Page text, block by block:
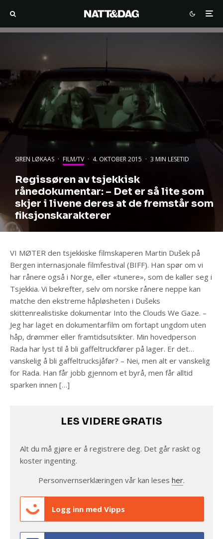
SIREN LØKAAS · FILM/TV · 4. OKTOBER 2015 · 3 MIN LESETID
Regissøren av tsjekkisk
rånedokumentar: – Det er så lite som
skjer i livene deres at de fremstår som
fiksjonskarakterer
VI MØTER den tsjekkiske filmskaperen Martin Dušek på
Bergen internasjonale filmfestival (BIFF). Han spør om vi
har rånere også i Norge, eller «tunere», som de kaller seg i
Tsjekkia. Vi bekrefter, selv om norske rånere neppe kan
matche den ekstreme håpløsheten i Dušeks
skittenrealistiske dokumentar Into the Clouds We Gaze. –
Jeg har laget en dokumentarfilm om fortapt ungdom uten
håp, drømmer eller framtidsutsikter. Min hovedperson
Rada har lyst til å bli gaffeltruckfører på lager. Er det…
vanskelig å bli gaffeltrucksjåfør? – Nei, men alt er vanskelig
for Rada. Han får jobb gjennom et byrå, men får alltid
sparken innen […]
LES VIDERE GRATIS
Alt du må gjøre er å registrere deg. Det går raskt og
koster ingenting.
Personvernserklæringen vår kan leses her.
Logg inn med Vipps